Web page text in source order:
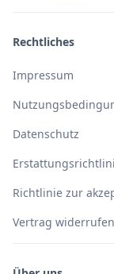
Rechtliches
Impressum
Datenschutz
Richtlinie zur
Vertrag widerrufen